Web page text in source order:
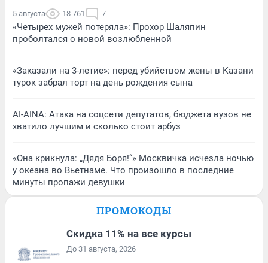
5 августа 18 761 7
«Четырех мужей потеряла»: Прохор Шаляпин
проболтался о новой возлюбленной
«Заказали на 3-летие»: перед убийством жены в Казани
турок забрал торт на день рождения сына
AI-AINA: Атака на соцсети депутатов, бюджета вузов не
хватило лучшим и сколько стоит арбуз
«Она крикнула: „Дядя Боря!“» Москвичка исчезла ночью
у океана во Вьетнаме. Что произошло в последние
минуты пропажи девушки
ПРОМОКОДЫ
Скидка 11% на все курсы
До 31 августа, 2026